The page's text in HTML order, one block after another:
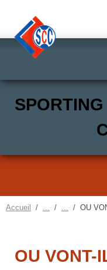
Accueil OU
OU VONT-